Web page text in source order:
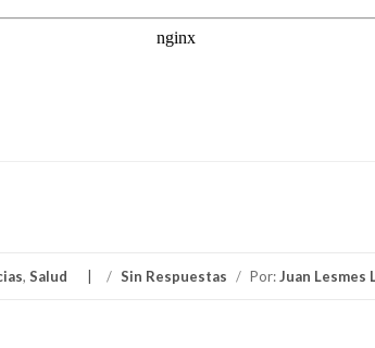
, Salud / Sin Respuestas / Por:Juan Lesmes